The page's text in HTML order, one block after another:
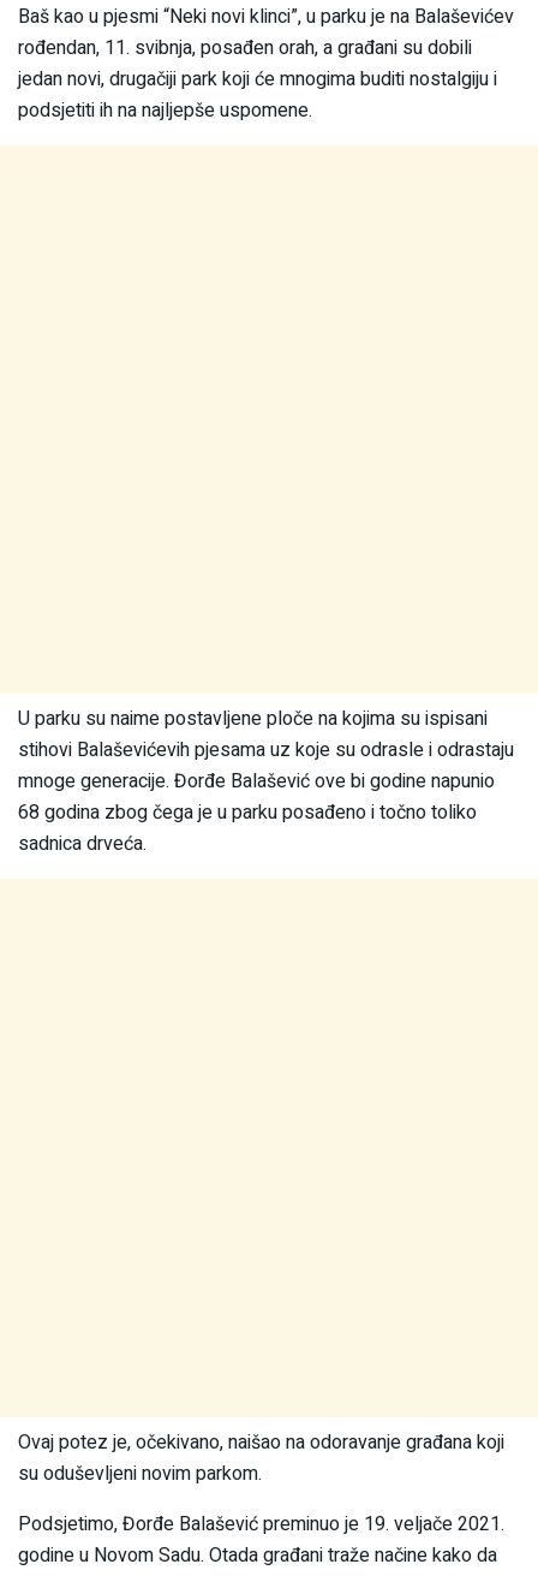
Baš kao u pjesmi “Neki novi klinci”, u parku je na Balaševićev
rođendan, 11. svibnja, posađen orah, a građani su dobili
jedan novi, drugačiji park koji će mnogima buditi nostalgiju i
podsjetiti ih na najljepše uspomene.
U parku su naime postavljene ploče na kojima su ispisani
stihovi Balaševićevih pjesama uz koje su odrasle i odrastaju
mnoge generacije. Đorđe Balašević ove bi godine napunio
68 godina zbog čega je u parku posađeno i točno toliko
sadnica drveća.
Ovaj potez je, očekivano, naišao na odoravanje građana koji
su oduševljeni novim parkom.
Podsjetimo, Đorđe Balašević preminuo je 19. veljače 2021.
godine u Novom Sadu. Otada građani traže načine kako da